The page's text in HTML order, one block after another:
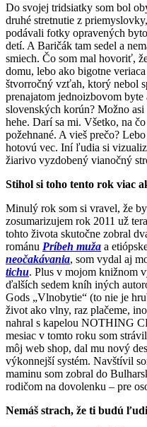
Do svojej tridsiatky som bol
druhé stretnutie z
podávali fotky opravených
detí. A Baričák tam sedel a
smiech. Čo som mal hovoriť,
domu, lebo ako bigotne
štvorročný vzťah, ktorý nebol
prenajatom jednoizbovom
slovenských korún? Možno asi
hehe. Darí sa mi. Všetko, na
požehnané. A vieš prečo?
hotovú vec. Iní ľudia si
žiarivo vyzdobený vianočný
Stihol si toho tento rok viac
Minulý rok som si vravel, že
zosumarizujem rok 2011 už
tohto života skutočne zobral
románu Príbeh muža a
neočakávania, som vydal aj
tichu. Plus v mojom knižnom
ďalších sedem kníh iných
Gods „Vlnobytie“ (to nie je
život ako vlny, raz plačeme,
nahral s kapelou NOTHING
mesiac v tomto roku som
môj web shop, dal mu nový
výkonnejší systém. Navštívil
maminu som zobral do
rodičom na dovolenku – pre
Nemáš strach, že ti budú